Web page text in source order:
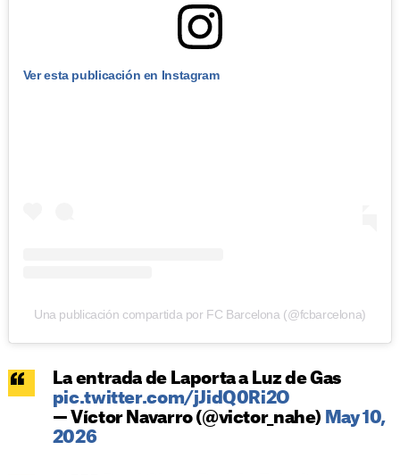
Ver esta publicación en Instagram
Una publicación compartida por FC Barcelona (@fcbarcelona)
La entrada de Laporta a Luz de Gas
pic.twitter.com/jJidQ0Ri2O
— Víctor Navarro (@victor_nahe) May 10,
2026